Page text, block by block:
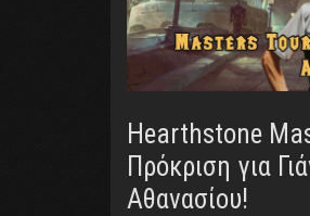
Hearthstone
Πρόκριση για
Αθανασίου!